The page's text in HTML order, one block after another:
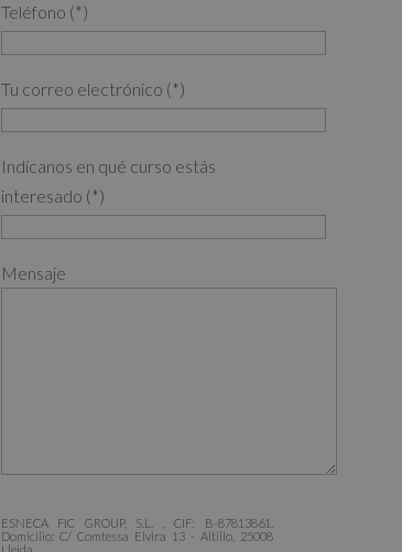
Teléfono (*)
Tu correo electrónico (*)
Indícanos en qué curso estás
interesado (*)
Mensaje
ESNECA FIC GROUP, S.L. , CIF: B-87813861,
Domicilio: C/ Comtessa Elvira 13 - Altillo, 25008